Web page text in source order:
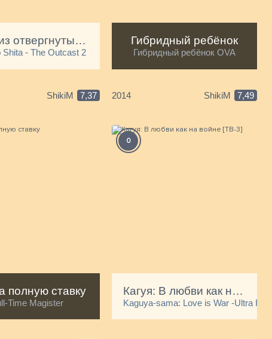
Один из отвергнутых: Изгой 2
Shita - The Outcast 2
ShikiM 7,37
Гибридный ребёнок
Гибридный ребёнок OVA
2014 ShikiM 7,49
полную ставку
Time Magister
0
Кагуя: В любви как на войне [ТВ-3]
Kaguya-sama: Love is War -Ultra